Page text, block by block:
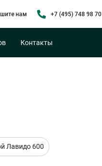
нам +7 (495) 748 98 70
Контакты
Лавидо 600